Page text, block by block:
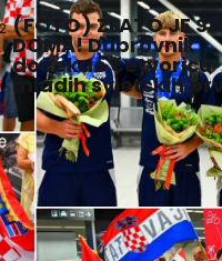
(FOTO) ZLATO JE
DOMA! Dubrovnik
dočekao četvoricu
mladih svjetskih